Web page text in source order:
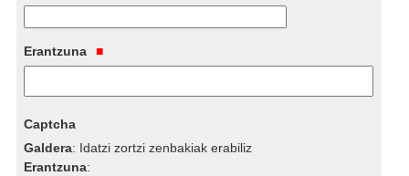
Erantzuna
Captcha
Galdera: Idatzi zortzi zenbakiak erabiliz
Erantzuna: